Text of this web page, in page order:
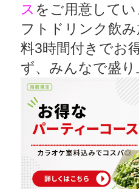
ス をご用意して
フトドリンク飲
料3時間付きでお
ず、みんなで盛り